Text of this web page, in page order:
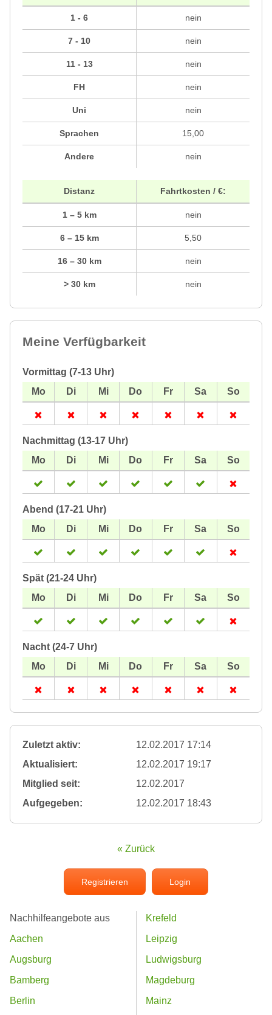
1 - 6
7 - 10
11 - 13
FH
Uni
Sprachen
Andere
nein
nein
nein
nein
nein
15,00
nein
Distanz
1 – 5 km
6 – 15 km
16 – 30 km
> 30 km
Fahrtkosten / €:
nein
5,50
nein
nein
Meine Verfügbarkeit
Vormittag (7-13 Uhr)
Nachmittag (13-17 Uhr)
Abend (17-21 Uhr)
Spät (21-24 Uhr)
Nacht (24-7 Uhr)
Zuletzt aktiv:
12.02.2017 17:14
Aktualisiert:
12.02.2017 19:17
Mitglied seit:
12.02.2017
Aufgegeben:
12.02.2017 18:43
« Zurück
Registrieren Login
Nachhilfeangebote aus
Aachen
Augsburg
Bamberg
Berlin
Krefeld
Leipzig
Ludwigsburg
Magdeburg
Mainz